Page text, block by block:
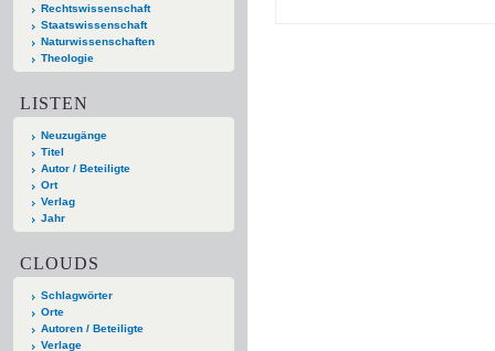
Rechtswissenschaft
Staatswissenschaft
Naturwissenschaften
Theologie
LISTEN
Neuzugänge
Titel
Autor / Beteiligte
Ort
Verlag
Jahr
CLOUDS
Schlagwörter
Orte
Autoren / Beteiligte
Verlage